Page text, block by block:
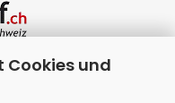
Cookies und